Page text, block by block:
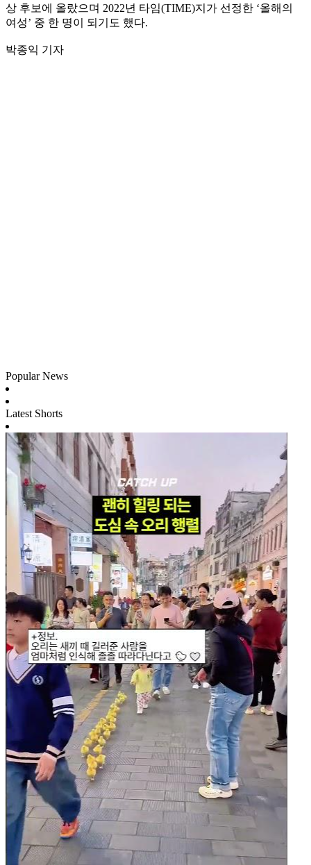
상 후보에 올랐으며 2022년 타임(TIME)지가 선정한 ‘올해의
여성’ 중 한 명이 되기도 했다.
박종익 기자
Popular News
Latest Shorts